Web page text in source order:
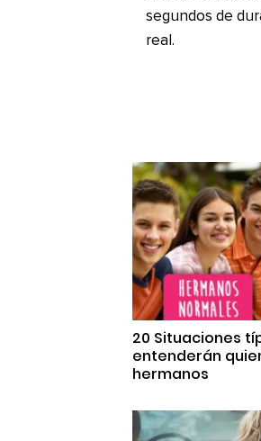
segundos de
real.
20 Situaciones
entenderán
hermanos